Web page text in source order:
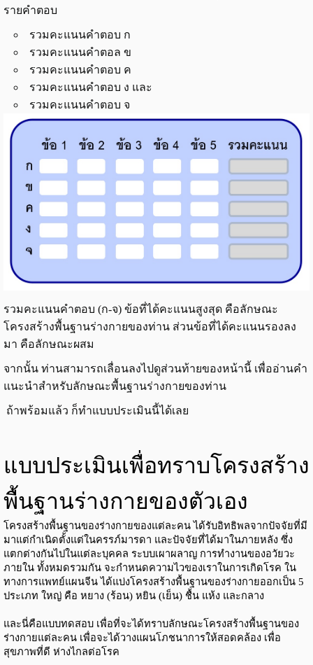
รายคำตอบ
รวมคะแนนคำตอบ ก
รวมคะแนนคำตอล ข
รวมคะแนนคำตอบ ค
รวมคะแนนคำตอบ ง และ
รวมคะแนนคำตอบ จ
รวมคะแนนคำตอบ (ก-จ) ข้อที่ได้คะแนนสูงสุด คือลักษณะ
โครงสร้างพื้นฐานร่างกายของท่าน ส่วนข้อที่ได้คะแนนรองลง
มา คือลักษณะผสม
จากนั้น ท่านสามารถเลื่อนลงไปดูส่วนท้ายของหน้านี้ เพื่ออ่านคำ
แนะนำสำหรับลักษณะพื้นฐานร่างกายของท่าน
ถ้าพร้อมแล้ว ก็ทำแบบประเมินนี้ได้เลย